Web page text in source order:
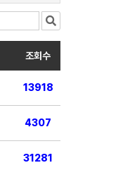
조회수
13918
4307
31281